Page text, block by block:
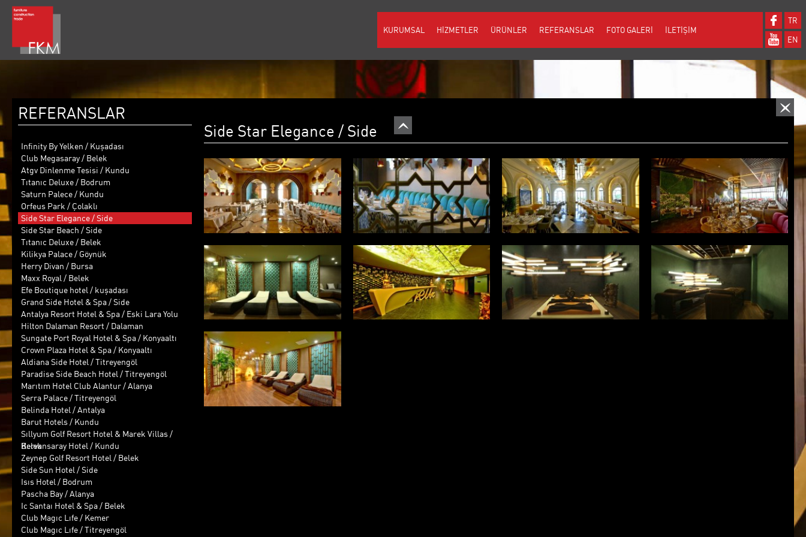
KURUMSAL HİZMETLER ÜRÜNLER REFERANSLAR FOTO GALERİ İLETİŞİM
TR
EN
REFERANSLAR
Infinity By Yelken / Kuşadası
Club Megasaray / Belek
Atgv Dinlenme Tesisi / Kundu
Tıtanıc Deluxe / Bodrum
Saturn Palece / Kundu
Orfeus Park / Çolaklı
Side Star Elegance / Side
Side Star Beach / Side
Tıtanıc Deluxe / Belek
Kilikya Palace / Göynük
Herry Divan / Bursa
Maxx Royal / Belek
Efe Boutique hotel / kuşadası
Grand Side Hotel & Spa / Side
Antalya Resort Hotel & Spa / Eski Lara Yolu
Hilton Dalaman Resort / Dalaman
Sungate Port Royal Hotel & Spa / Konyaaltı
Crown Plaza Hotel & Spa / Konyaaltı
Aldiana Side Hotel / Titreyengöl
Paradise Side Beach Hotel / Titreyengöl
Marıtım Hotel Club Alantur / Alanya
Serra Palace / Titreyengöl
Belinda Hotel / Antalya
Barut Hotels / Kundu
Sıllyum Golf Resort Hotel & Marek Villas /
Belek
Kervansaray Hotel / Kundu
Zeynep Golf Resort Hotel / Belek
Side Sun Hotel / Side
Isıs Hotel / Bodrum
Pascha Bay / Alanya
Ic Santaı Hotel & Spa / Belek
Club Magıc Lıfe / Kemer
Club Magıc Lıfe / Titreyengöl
Side Star Elegance / Side